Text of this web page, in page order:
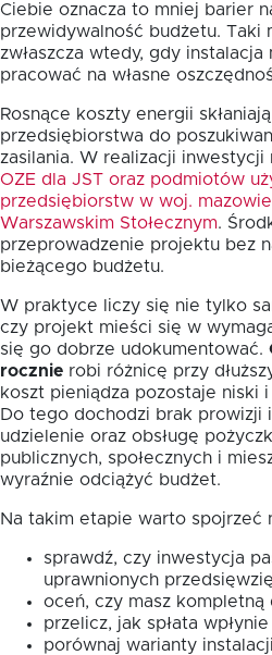
Ciebie oznacza to mniej barier
przewidywalność budżetu. Taki
zwłaszcza wtedy, gdy instalacja
pracować na własne
Rosnące koszty energii
przedsiębiorstwa do
zasilania. W realizacji inwestycji
OZE dla JST oraz podmiotów
przedsiębiorstw w woj.
Warszawskim Stołecznym.
przeprowadzenie projektu bez
bieżącego budżetu.
W praktyce liczy się nie tylko
czy projekt mieści się w
się go dobrze udokumentować.
rocznie robi różnicę przy
koszt pieniądza pozostaje niski
Do tego dochodzi brak prowizji
udzielenie oraz obsługę
publicznych, społecznych i
wyraźnie odciążyć budżet.
Na takim etapie warto spojrzeć
sprawdź, czy inwestycja
uprawnionych
oceń, czy masz
przelicz, jak spłata
porównaj warianty